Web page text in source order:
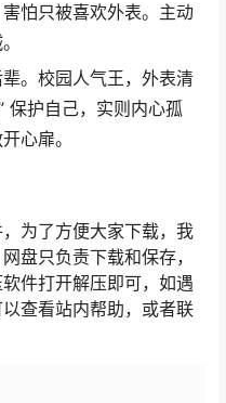
怕只被喜欢外表。主动
。校园人气王，外表清
保护自己，实则内心孤
心扉。
为了方便大家下载，我
盘只负责下载和保存，
件打开解压即可，如遇
查看站内帮助，或者联